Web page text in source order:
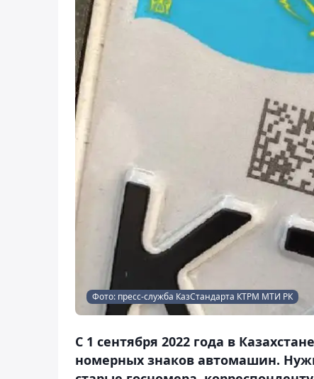
Фото: пресс-служба КазСтандарта КТРМ МТИ РК
С 1 сентября 2022 года в
номерных знаков автомашин.